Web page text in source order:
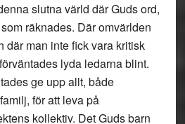
slutna värld där Guds ord,
räknades. Där omvärlden
där man inte fick vara kritisk
lyda ledarna blint.
ge upp allt, både
för att leva på
kollektiv. Det Guds barn